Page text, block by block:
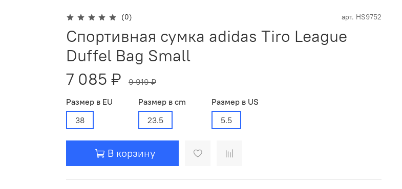
(0) арт. HS9752
Спортивная сумка adidas Tiro League
Duffel Bag Small
7 085 ₽
9 919 ₽
Размер в EU
38
Размер в cm
23.5
Размер в US
5.5
В корзину